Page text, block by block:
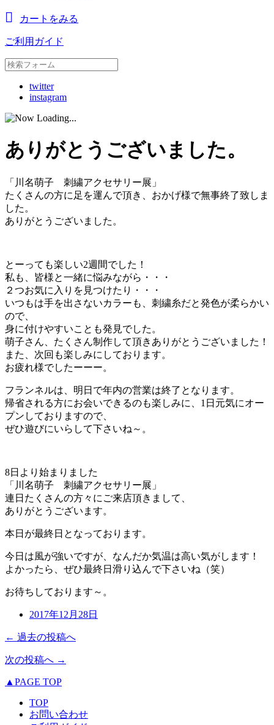
カートをみる
ご利用ガイド
twitter
instagram
ありがとうございました。
「川名萌子 刺繍アクセサリー展」
たくさんの方に足を運んで頂き、おかげ様で無事終了致しま
した。
ありがとうございました。
とーっても楽しい2週間でした！
私も、皆様と一緒に悩みながら・・・
２つお気に入りを見つけたり・・・
いつもは手を出さないカラーも、刺繍糸だと発色が柔らかい
ので、
身に付けやすいことも発見でした。
萌子さん、たくさん制作して頂きありがとうございました！
また、次回も楽しみにしております。
お疲れ様でしたーーー。
フランネルは、明日で年内の営業は終了となります。
帰省される方にお会いできるのも楽しみに、1日元気にオー
プンしておりますので、
ぜひ遊びにいらして下さいね～。
8日より始まりました
「川名萌子 刺繍アクセサリー展」
連日たくさんの方々にご来店頂きまして、
ありがとうございます。
本日が最終日となっております。
今日は風が強いですが、なんだか気温は高い気がします！
よかったら、ぜひ最終日滑り込んで下さいね（笑）
お待ちしております～。
2017年12月28日
← 過去の投稿へ
次の投稿へ →
▲PAGE TOP
TOP
お問い合わせ